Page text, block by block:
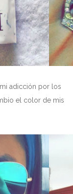
adicción por los
el color de mis